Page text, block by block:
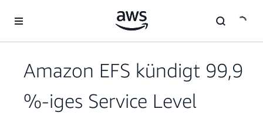
Überspringen zum Hauptinhalt
Amazon EFS kündigt 99,9
%-iges Service Level